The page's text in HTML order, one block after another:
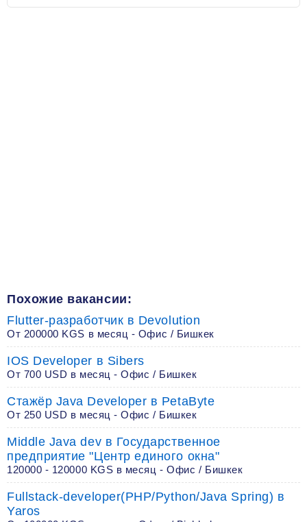
Похожие вакансии:
Flutter-разработчик в Devolution
От 200000 KGS в месяц - Офис / Бишкек
IOS Developer в Sibers
От 700 USD в месяц - Офис / Бишкек
Стажёр Java Developer в PetaByte
От 250 USD в месяц - Офис / Бишкек
Middle Java dev в Государственное
предприятие "Центр единого окна"
120000 - 120000 KGS в месяц - Офис / Бишкек
Fullstack-developer(PHP/Python/Java Spring) в
Yaros